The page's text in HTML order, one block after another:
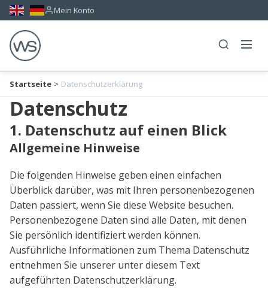
Mein Konto
Startseite > Datenschutzerklärung
Datenschutz
1. Datenschutz auf einen Blick
Allgemeine Hinweise
Die folgenden Hinweise geben einen einfachen
Überblick darüber, was mit Ihren personenbezogenen
Daten passiert, wenn Sie diese Website besuchen.
Personenbezogene Daten sind alle Daten, mit denen
Sie persönlich identifiziert werden können.
Ausführliche Informationen zum Thema Datenschutz
entnehmen Sie unserer unter diesem Text
aufgeführten Datenschutzerklärung.